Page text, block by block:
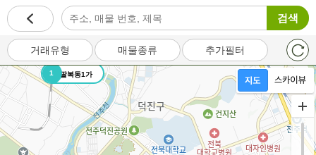
검색
거래유형 매물종류 추가필터
1 팔복동1가